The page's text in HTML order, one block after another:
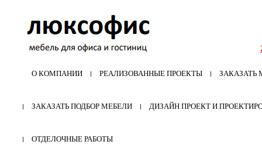
О КОМПАНИИ РЕАЛИЗОВАННЫЕ ПРОЕКТЫ ЗАКАЗАТЬ
ЗАКАЗАТЬ ПОДБОР МЕБЕЛИ ДИЗАЙН ПРОЕКТ И
ОТДЕЛОЧНЫЕ РАБОТЫ